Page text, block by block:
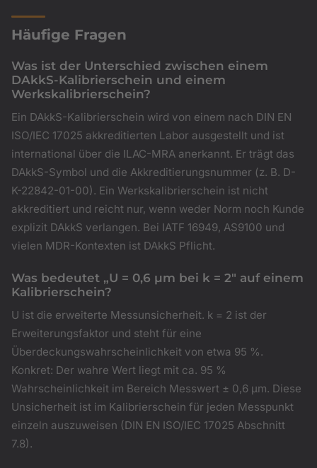
Häufige Fragen
Was ist der Unterschied zwischen einem
DAkkS-Kalibrierschein und einem
Werkskalibrierschein?
Ein DAkkS-Kalibrierschein wird von einem nach DIN EN
ISO/IEC 17025 akkreditierten Labor ausgestellt und ist
international über die ILAC-MRA anerkannt. Er trägt das
DAkkS-Symbol und die Akkreditierungsnummer (z. B. D-
K-22842-01-00). Ein Werkskalibrierschein ist nicht
akkreditiert und reicht nur, wenn weder Norm noch Kunde
explizit DAkkS verlangen. Bei IATF 16949, AS9100 und
vielen MDR-Kontexten ist DAkkS Pflicht.
Was bedeutet „U = 0,6 µm bei k = 2" auf einem
Kalibrierschein?
U ist die erweiterte Messunsicherheit. k = 2 ist der
Erweiterungsfaktor und steht für eine
Überdeckungswahrscheinlichkeit von etwa 95 %.
Konkret: Der wahre Wert liegt mit ca. 95 %
Wahrscheinlichkeit im Bereich Messwert ± 0,6 µm. Diese
Unsicherheit ist im Kalibrierschein für jeden Messpunkt
einzeln auszuweisen (DIN EN ISO/IEC 17025 Abschnitt
7.8).